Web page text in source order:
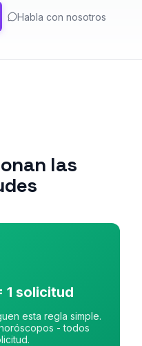
Habla con nosotros
las
1 solicitud
esta regla simple.
- todos